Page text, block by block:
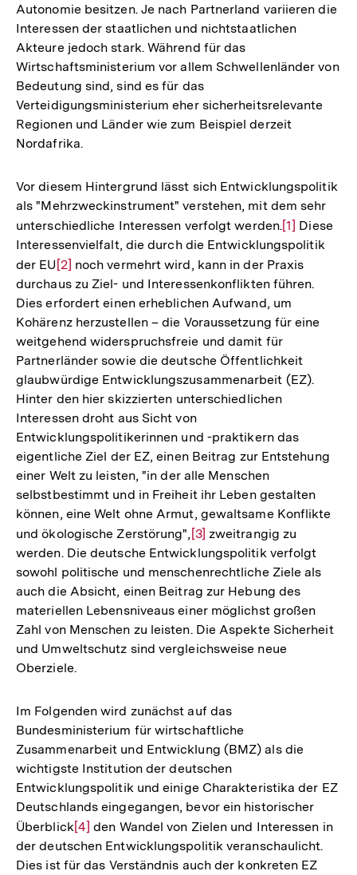
Autonomie besitzen. Je nach Partnerland variieren die
Interessen der staatlichen und nichtstaatlichen
Akteure jedoch stark. Während für das
Wirtschaftsministerium vor allem Schwellenländer von
Bedeutung sind, sind es für das
Verteidigungsministerium eher sicherheitsrelevante
Regionen und Länder wie zum Beispiel derzeit
Nordafrika.
Vor diesem Hintergrund lässt sich Entwicklungspolitik
als "Mehrzweckinstrument" verstehen, mit dem sehr
unterschiedliche Interessen verfolgt werden.Zur
Auflösung
der
Fußnote
[1] Diese
Interessenvielfalt, die durch die Entwicklungspolitik
der EU Zur
Auflösung
der
Fußnote
[2] noch vermehrt wird, kann in der Praxis
durchaus zu Ziel- und Interessenkonflikten führen.
Dies erfordert einen erheblichen Aufwand, um
Kohärenz herzustellen – die Voraussetzung für eine
weitgehend widerspruchsfreie und damit für
Partnerländer sowie die deutsche Öffentlichkeit
glaubwürdige Entwicklungszusammenarbeit (EZ).
Hinter den hier skizzierten unterschiedlichen
Interessen droht aus Sicht von
Entwicklungspolitikerinnen und -praktikern das
eigentliche Ziel der EZ, einen Beitrag zur Entstehung
einer Welt zu leisten, "in der alle Menschen
selbstbestimmt und in Freiheit ihr Leben gestalten
können, eine Welt ohne Armut, gewaltsame Konflikte
und ökologische Zerstörung", Zur
Auflösung
der
Fußnote
[3] zweitrangig zu
werden. Die deutsche Entwicklungspolitik verfolgt
sowohl politische und menschenrechtliche Ziele als
auch die Absicht, einen Beitrag zur Hebung des
materiellen Lebensniveaus einer möglichst großen
Zahl von Menschen zu leisten. Die Aspekte Sicherheit
und Umweltschutz sind vergleichsweise neue
Oberziele.
Im Folgenden wird zunächst auf das
Bundesministerium für wirtschaftliche
Zusammenarbeit und Entwicklung (BMZ) als die
wichtigste Institution der deutschen
Entwicklungspolitik und einige Charakteristika der EZ
Deutschlands eingegangen, bevor ein historischer
ÜberblickZur
Auflösung
der
[4] den Wandel von Zielen und Interessen in
der deutschen Entwicklungspolitik veranschaulicht.
Dies ist für das Verständnis auch der konkreten EZ